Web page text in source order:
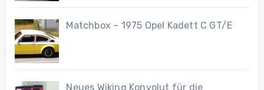
Matchbox – 1975 Opel Kadett C GT/E
Neues Wiking Konvolut für die